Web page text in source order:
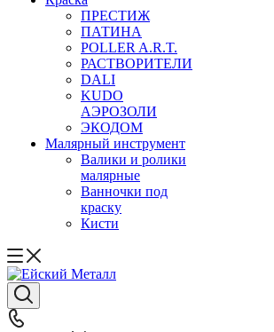
ПРЕСТИЖ
ПАТИНА
POLLER A.R.T.
РАСТВОРИТЕЛИ
DALI
KUDO
АЭРОЗОЛИ
ЭКОДОМ
Малярный инструмент
Валики и ролики
малярные
Ванночки под
краску
Кисти